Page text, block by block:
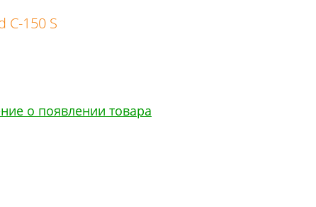
C-150 S
о появлении товара